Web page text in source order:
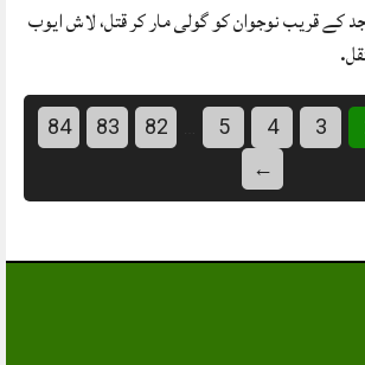
کے قریب نوجوان کو گولی مار کر قتل، لاش ایوب
3
4
5
82
83
84
←